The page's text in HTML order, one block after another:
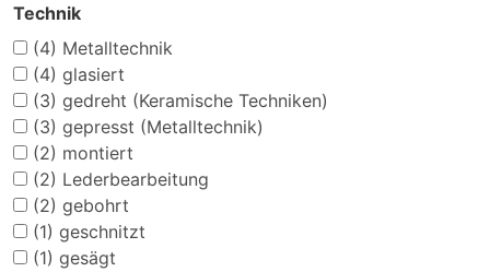
Technik
(4) Metalltechnik
(4) glasiert
(3) gedreht (Keramische Techniken)
(3) gepresst (Metalltechnik)
(2) montiert
(2) Lederbearbeitung
(2) gebohrt
(1) geschnitzt
(1) gesägt